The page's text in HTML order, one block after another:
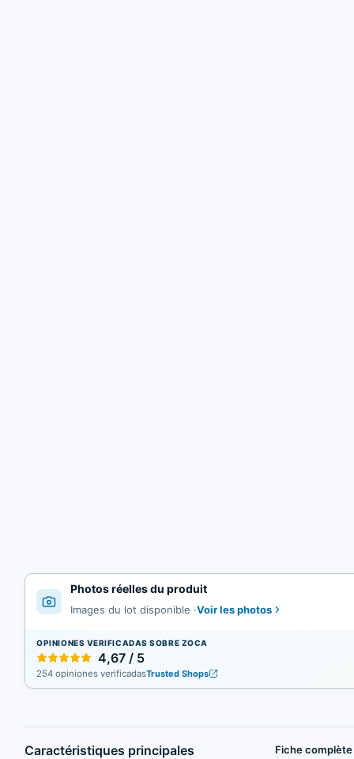
Photos réelles du produit
Images du lot disponible ·Voir les photos
OPINIONES VERIFICADAS SOBRE ZOCA
4,67 / 5
254 opiniones verificadasTrusted Shops
Caractéristiques principales Fiche complète